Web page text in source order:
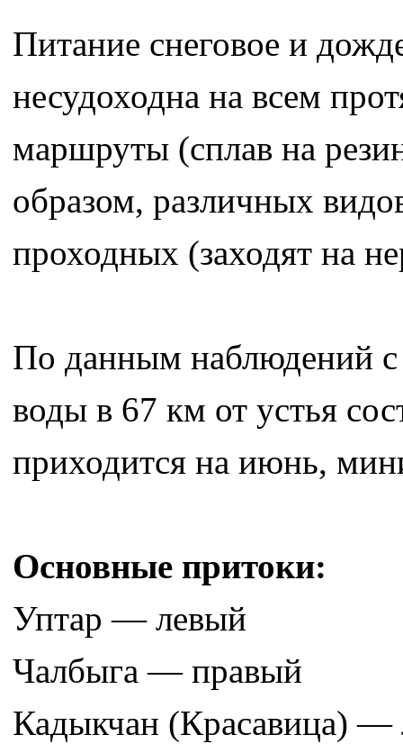
Питание снеговое и
несудоходна на всем
маршруты (сплав на
образом, различных
проходных (заходят на
По данным наблюдений с
воды в 67 км от устья
приходится на июнь,
Основные притоки:
Уптар — левый
Чалбыга — правый
Кадыкчан (Красавица) —